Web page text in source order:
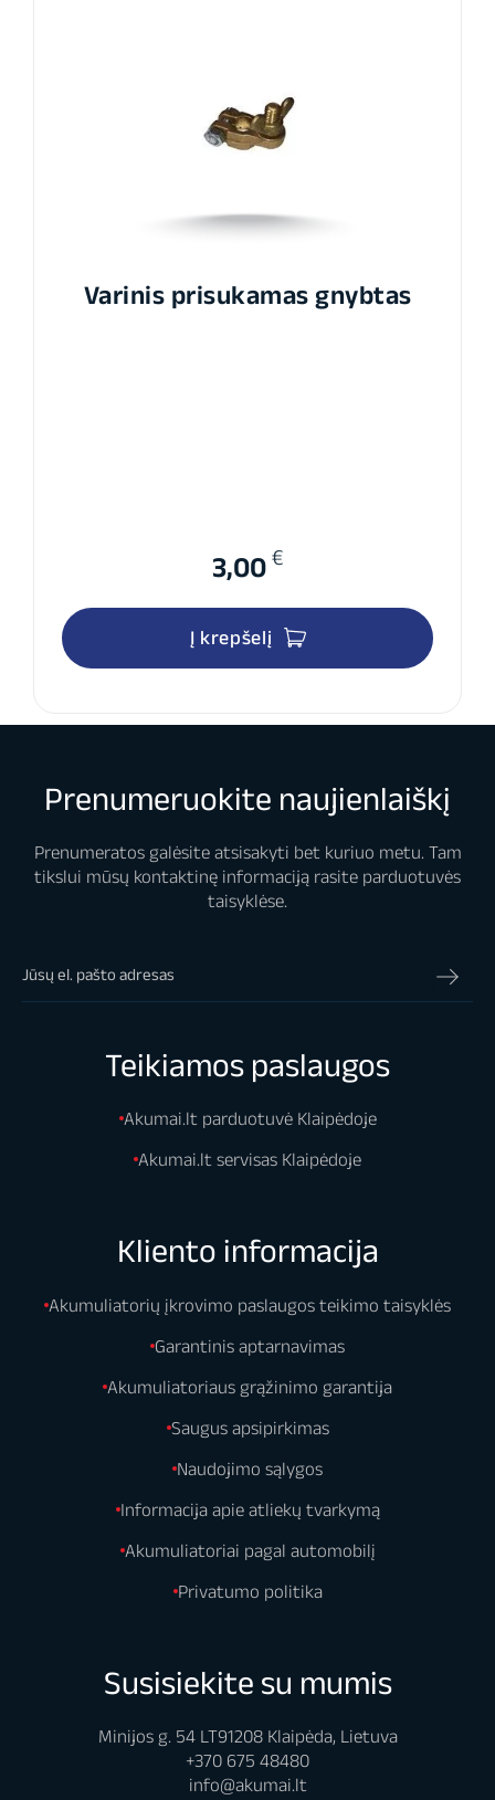
Varinis prisukamas gnybtas
3,00 €
Į krepšelį
Prenumeruokite naujienlaiškį
Prenumeratos galėsite atsisakyti bet kuriuo metu. Tam
tikslui mūsų kontaktinę informaciją rasite parduotuvės
taisyklėse.
Teikiamos paslaugos
Akumai.lt parduotuvė Klaipėdoje
Akumai.lt servisas Klaipėdoje
Kliento informacija
Akumuliatorių įkrovimo paslaugos teikimo taisyklės
Garantinis aptarnavimas
Akumuliatoriaus grąžinimo garantija
Saugus apsipirkimas
Naudojimo sąlygos
Informacija apie atliekų tvarkymą
Akumuliatoriai pagal automobilį
Privatumo politika
Susisiekite su mumis
Minijos g. 54 LT91208 Klaipėda, Lietuva
+370 675 48480
info@akumai.lt